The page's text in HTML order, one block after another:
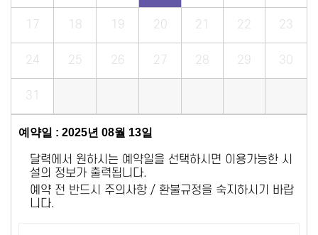
17 18 19 20 21 22 23
24 25 26 27 28 29 30
31
예약일 : 2025년 08월 13일
달력에서 원하시는 예약일을 선택하시면 이용가능한 시
설의 정보가 출력됩니다.
예약 전 반드시 주의사항 / 환불규정을 숙지하시기 바랍
니다.